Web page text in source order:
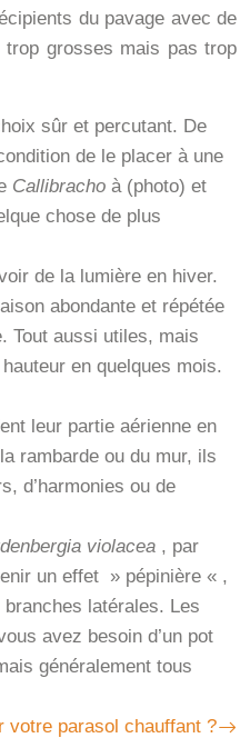
du pavage avec de
grosses mais pas trop
sûr et percutant. De
de le placer à une
Callibracho à (photo) et
chose de plus
de la lumière en hiver.
abondante et répétée
Tout aussi utiles, mais
en quelques mois.
leur partie aérienne en
rambarde ou du mur, ils
d’harmonies ou de
violacea , par
un effet » pépinière « ,
latérales. Les
avez besoin d’un pot
généralement tous
votre parasol chauffant ?